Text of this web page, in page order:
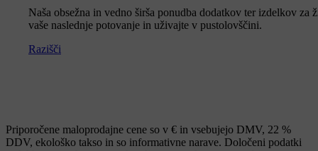
Naša obsežna in vedno širša ponudba dodatkov ter izdelkov
vaše naslednje potovanje in uživajte v pustolovščini.
Razišči
Priporočene maloprodajne cene so v € in vsebujejo DMV, 22 %
DDV, ekološko takso in so informativne narave. Določeni podatki